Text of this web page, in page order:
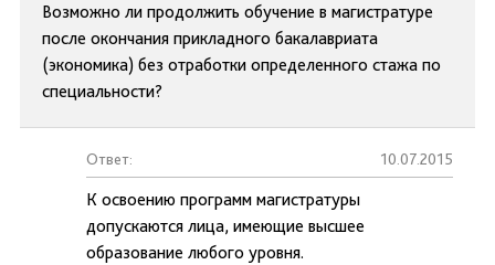
Возможно ли продолжить обучение в магистратуре
после окончания прикладного бакалавриата
(экономика) без отработки определенного стажа по
специальности?
Ответ: 10.07.2015
К освоению программ магистратуры
допускаются лица, имеющие высшее
образование любого уровня.